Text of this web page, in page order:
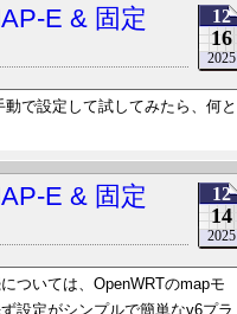
12
16
2025
E & 固定
で設定して試してみたら、何と
12
14
2025
E & 固定
ついては、OpenWRTのmapモ
設定がシンプルで簡単なv6プラ